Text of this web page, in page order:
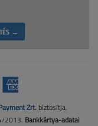
→
Zrt. biztosítja.
2013. Bankkártya-adatai